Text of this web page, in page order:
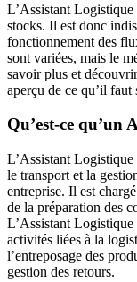
L’Assistant Logistique
stocks. Il est donc
fonctionnement des
sont variées, mais le
savoir plus et
aperçu de ce qu’il
Qu’est-ce qu’un
L’Assistant Logistique
le transport et la
entreprise. Il est
de la préparation des
L’Assistant Logistique
activités liées à la
l’entreposage des
gestion des retours.